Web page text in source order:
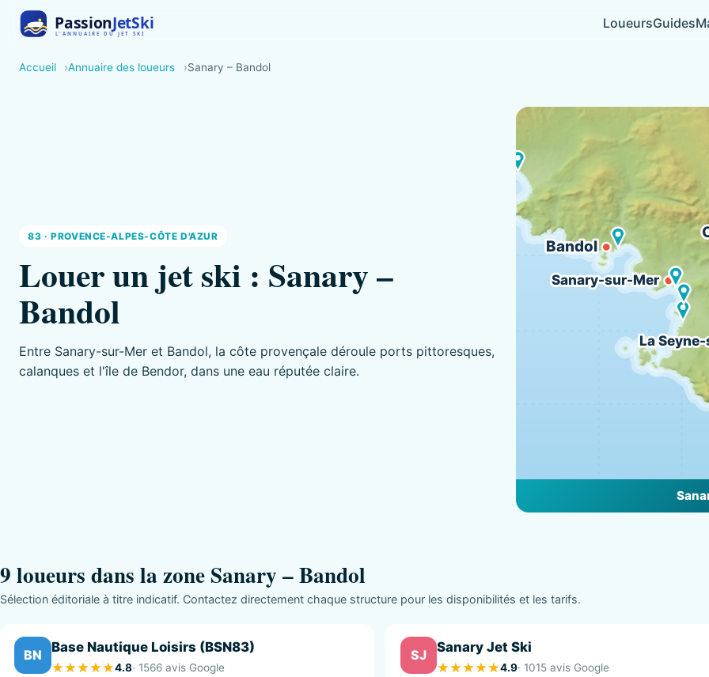
LoueursGuides
Accueil Annuaire des loueurs Sanary – Bandol
83 · PROVENCE-ALPES-CÔTE D'AZUR
Louer un jet ski : Sanary –
Bandol
Entre Sanary-sur-Mer et Bandol, la côte provençale déroule ports pittoresques,
calanques et l'île de Bendor, dans une eau réputée claire.
Bandol
Sanary-sur-Mer
La
9 loueurs dans la zone Sanary – Bandol
Sélection éditoriale à titre indicatif. Contactez directement chaque structure pour les disponibilités et les tarifs.
BN Base Nautique Loisirs (BSN83)
4.8· 1566 avis Google
SJ Sanary Jet Ski
4.9· 1015 avis Google